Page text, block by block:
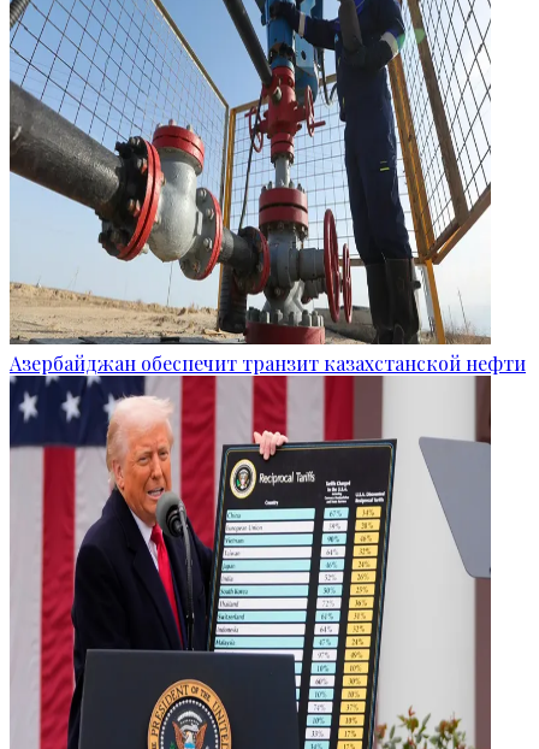
Азербайджан обеспечит транзит казахстанской нефти